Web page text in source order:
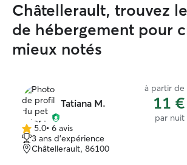
Châtellerault, trouvez
de hébergement pour
mieux notés
Tatiana M.
à partir de
11 €
par nuit
5.0 étoile(s)
sur
5
5.0• 6 avis
3 ans d'expérience
Châtellerault, 86100